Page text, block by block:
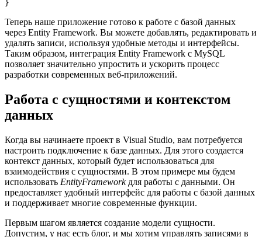
Теперь наше приложение готово к работе с базой данных
через Entity Framework. Вы можете добавлять, редактировать и
удалять записи, используя удобные методы и интерфейсы.
Таким образом, интеграция Entity Framework с MySQL
позволяет значительно упростить и ускорить процесс
разработки современных веб-приложений.
Работа с сущностями и контекстом
данных
Когда вы начинаете проект в Visual Studio, вам потребуется
настроить подключение к базе данных. Для этого создается
контекст данных, который будет использоваться для
взаимодействия с сущностями. В этом примере мы будем
использовать EntityFrameworkдля работы с данными. Он
предоставляет удобный интерфейс для работы с базой данных
и поддерживает многие современные функции.
Первым шагом является создание модели сущности.
Допустим, у нас есть блог, и мы хотим управлять записями в